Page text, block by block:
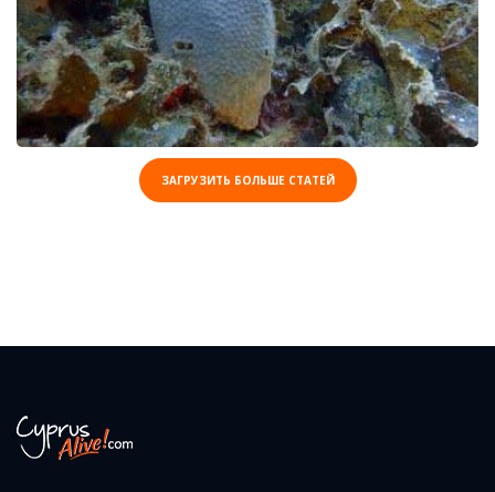
ЗАГРУЗИТЬ БОЛЬШЕ СТАТЕЙ